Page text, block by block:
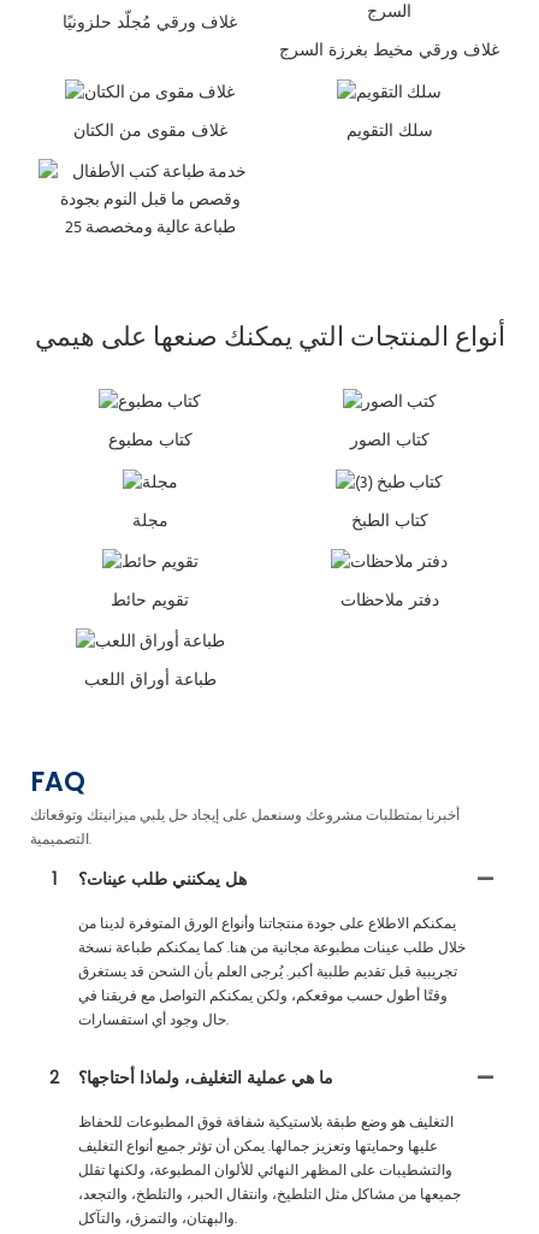
غلاف ورقي مُجلّد حلزونيًا
غلاف ورقي مخيط بغرزة السرج
غلاف مقوى من الكتان سلك التقويم
أنواع المنتجات التي يمكنك صنعها على هيمي
كتاب مطبوع كتاب الصور
مجلة كتاب الطبخ
تقويم حائط دفتر ملاحظات
طباعة أوراق اللعب
FAQ
أخبرنا بمتطلبات مشروعك وسنعمل على إيجاد حل يلبي ميزانيتك وتوقعاتك
التصميمية.
1
هل يمكنني طلب عينات؟
يمكنكم الاطلاع على جودة منتجاتنا وأنواع الورق المتوفرة لدينا من
خلال طلب عينات مطبوعة مجانية من هنا. كما يمكنكم طباعة نسخة
تجريبية قبل تقديم طلبية أكبر. يُرجى العلم بأن الشحن قد يستغرق
وقتًا أطول حسب موقعكم، ولكن يمكنكم التواصل مع فريقنا في
حال وجود أي استفسارات.
2
ما هي عملية التغليف، ولماذا أحتاجها؟
التغليف هو وضع طبقة بلاستيكية شفافة فوق المطبوعات للحفاظ
عليها وحمايتها وتعزيز جمالها. يمكن أن تؤثر جميع أنواع التغليف
والتشطيبات على المظهر النهائي للألوان المطبوعة، ولكنها تقلل
جميعها من مشاكل مثل التلطيخ، وانتقال الحبر، والتلطخ، والتجعد،
والبهتان، والتمزق، والتآكل.